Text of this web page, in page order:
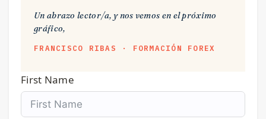
Un abrazo lector/a, y nos vemos en el próximo
gráfico,
FRANCISCO RIBAS · FORMACIÓN FOREX
First Name